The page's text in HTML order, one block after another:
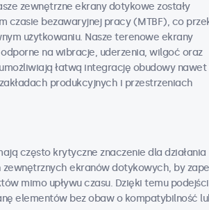
zewnętrzne ekrany dotykowe zostały
czasie bezawaryjnej pracy (MTBF), co
użytkowaniu. Nasze terenowe ekrany
na wibracje, uderzenia, wilgoć oraz
łatwą integrację obudowy nawet
produkcyjnych i przestrzeniach
często krytyczne znaczenie dla działania
ekranów dotykowych, by
mimo upływu czasu. Dzięki temu
elementów bez obaw o kompatybilność